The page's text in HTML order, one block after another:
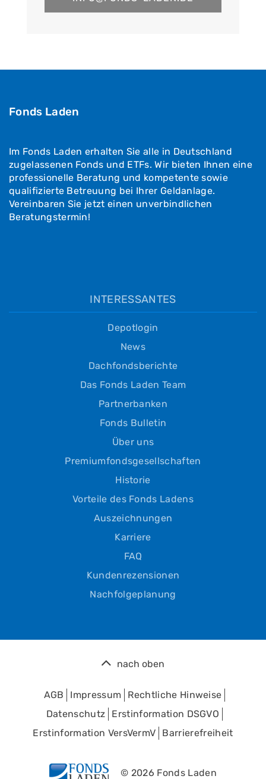
Fonds Laden
Im Fonds Laden erhalten Sie alle in Deutschland
zugelassenen Fonds und ETFs. Wir bieten Ihnen eine
professionelle Beratung und kompetente sowie
qualifizierte Betreuung bei Ihrer Geldanlage.
Vereinbaren Sie jetzt einen unverbindlichen
Beratungstermin!
INTERESSANTES
Depotlogin
News
Dachfondsberichte
Das Fonds Laden Team
Partnerbanken
Fonds Bulletin
Über uns
Premiumfondsgesellschaften
Historie
Vorteile des Fonds Ladens
Auszeichnungen
Karriere
FAQ
Kundenrezensionen
Nachfolgeplanung
nach oben
AGB Impressum
Rechtliche Hinweise
Datenschutz
Erstinformation DSGVO
Erstinformation VersVermV
Barrierefreiheit
© 2026 Fonds Laden